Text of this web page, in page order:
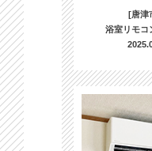
[唐津
浴室リモコ